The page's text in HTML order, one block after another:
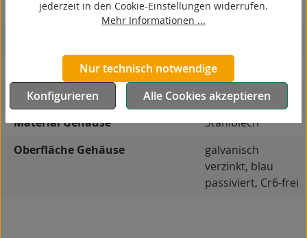
korrosionsbeständig
autoklaventauglich
Produkttyp
Bockrolle
Material Gehäuse
Stahlblech
Oberfläche Gehäuse
galvanisch
verzinkt, blau
passiviert, Cr6-frei
jederzeit in den Cookie-Einstellungen widerrufen.
Mehr Informationen ...
Nur technisch notwendige
Konfigurieren
Alle Cookies akzeptieren